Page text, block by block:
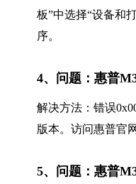
板”中选择“设备和
序。
4、问题：惠普
解决方法：错误
版本。访问惠普官
5、问题：惠普